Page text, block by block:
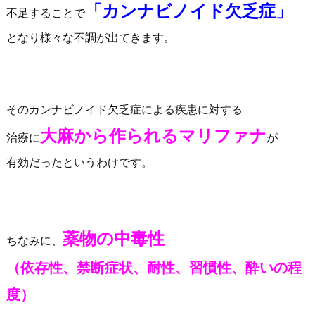
不足することで「カンナビノイド欠乏症」
となり様々な不調が出てきます。
そのカンナビノイド欠乏症による疾患に対する
治療に大麻から作られるマリファナが
有効だったというわけです。
ちなみに、 薬物の中毒性
（依存性、禁断症状、耐性、習慣性、酔いの程
度）